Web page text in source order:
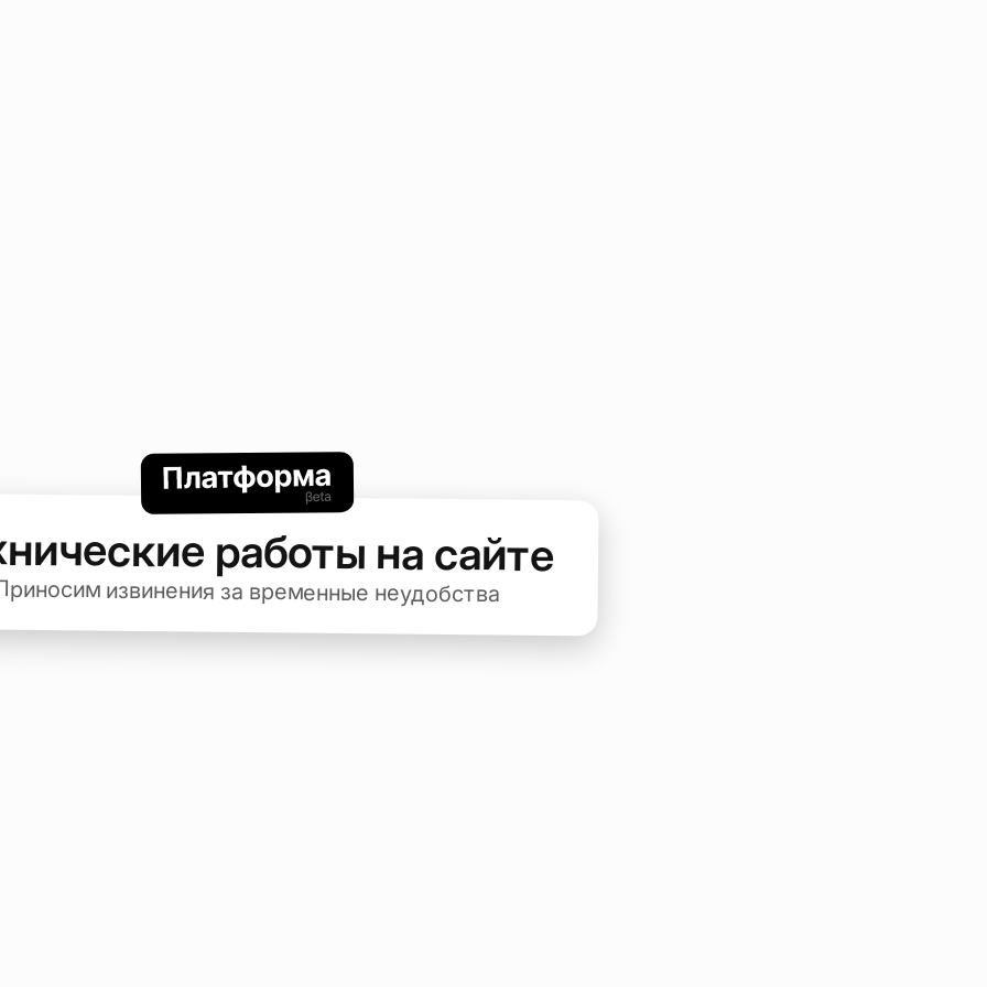
работы на сайте
извинения за временные неудобства